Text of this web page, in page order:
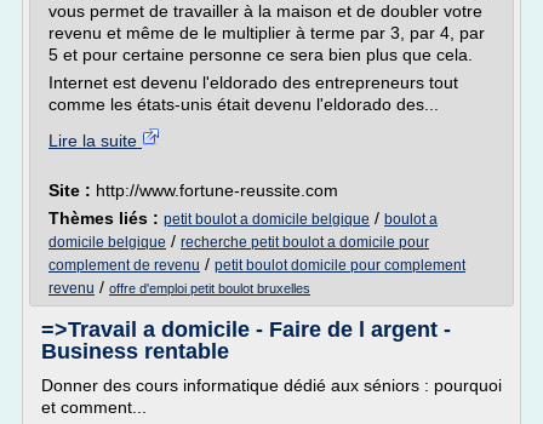
vous permet de travailler à la maison et de doubler votre
revenu et même de le multiplier à terme par 3, par 4, par
5 et pour certaine personne ce sera bien plus que cela.
Internet est devenu l'eldorado des entrepreneurs tout
comme les états-unis était devenu l'eldorado des...
Lire la suite
Site : http://www.fortune-reussite.com
Thèmes liés : petit boulot a domicile belgique / boulot a
domicile belgique / recherche petit boulot a domicile pour
complement de revenu / petit boulot domicile pour complement
revenu / offre d'emploi petit boulot bruxelles
=>Travail a domicile - Faire de l argent -
Business rentable
Donner des cours informatique dédié aux séniors : pourquoi
et comment...